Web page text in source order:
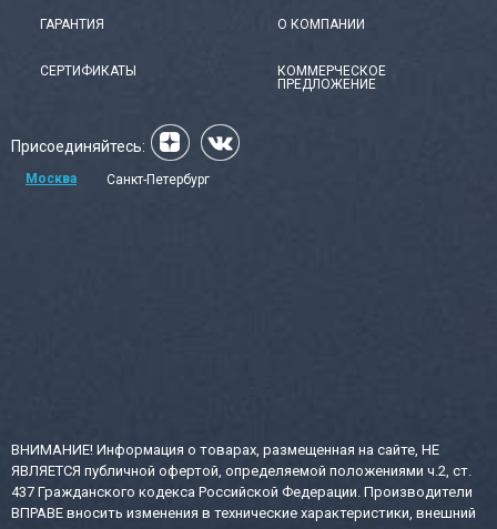
ГАРАНТИЯ
СЕРТИФИКАТЫ
О КОМПАНИИ
КОММЕРЧЕСКОЕ
ПРЕДЛОЖЕНИЕ
Присоединяйтесь:
Москва Санкт-Петербург
ВНИМАНИЕ! Информация о товарах, размещенная на сайте, НЕ
ЯВЛЯЕТСЯ публичной офертой, определяемой положениями ч.2, ст.
437 Гражданского кодекса Российской Федерации. Производители
ВПРАВЕ вносить изменения в технические характеристики, внешний